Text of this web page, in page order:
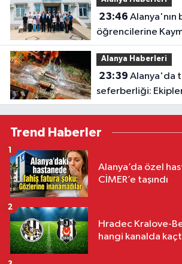
23:46
öğrencilerine
Öztürk'ten tebrik
Alanya Haberleri
23:39
seferberliği:
sahada
Trend Haberler
Alanya’da özel
CİMER’e taşındı
1
Hradec Kralove-
hangi kanalda
2